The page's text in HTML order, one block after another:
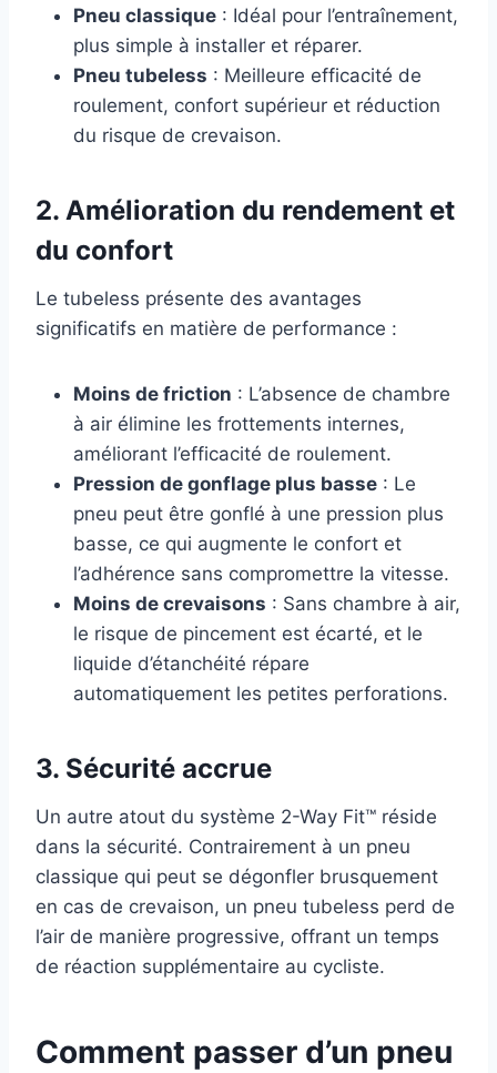
Pneu classique : Idéal pour l’entraînement,
plus simple à installer et réparer.
Pneu tubeless : Meilleure efficacité de
roulement, confort supérieur et réduction
du risque de crevaison.
2. Amélioration du rendement et
du confort
Le tubeless présente des avantages
significatifs en matière de performance :
Moins de friction : L’absence de chambre
à air élimine les frottements internes,
améliorant l’efficacité de roulement.
Pression de gonflage plus basse : Le
pneu peut être gonflé à une pression plus
basse, ce qui augmente le confort et
l’adhérence sans compromettre la vitesse.
Moins de crevaisons : Sans chambre à air,
le risque de pincement est écarté, et le
liquide d’étanchéité répare
automatiquement les petites perforations.
3. Sécurité accrue
Un autre atout du système 2-Way Fit™ réside
dans la sécurité. Contrairement à un pneu
classique qui peut se dégonfler brusquement
en cas de crevaison, un pneu tubeless perd de
l’air de manière progressive, offrant un temps
de réaction supplémentaire au cycliste.
Comment passer d’un pneu